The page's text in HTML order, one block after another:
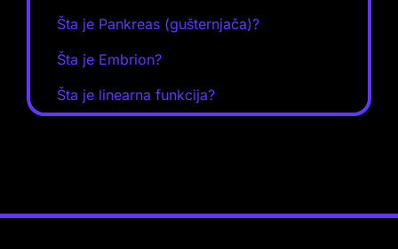
Šta je Pankreas (gušternjača)?
Šta je Embrion?
Šta je linearna funkcija?